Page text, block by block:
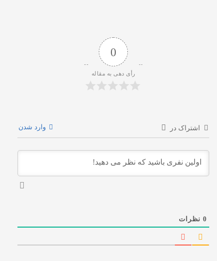
0
رأی دهی به مقاله
اشتراک در وارد شدن
0نظرات